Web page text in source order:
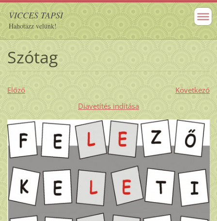
VICCES TAPSI
Hahotázz velünk!
Szótag
Előző
Következő
Diavetítés indítása